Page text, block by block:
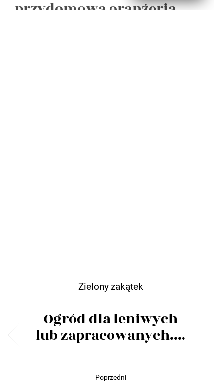
Zielony zakątek
Ogród dla leniwych
lub zapracowanych....
Poprzedni